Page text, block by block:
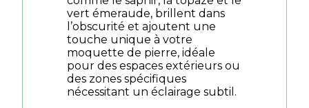
vert émeraude, brillent dans
l’obscurité et ajoutent une
touche unique à votre
moquette de pierre, idéale
pour des espaces extérieurs ou
des zones spécifiques
nécessitant un éclairage subtil.